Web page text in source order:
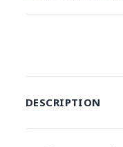
DESCRIPTION